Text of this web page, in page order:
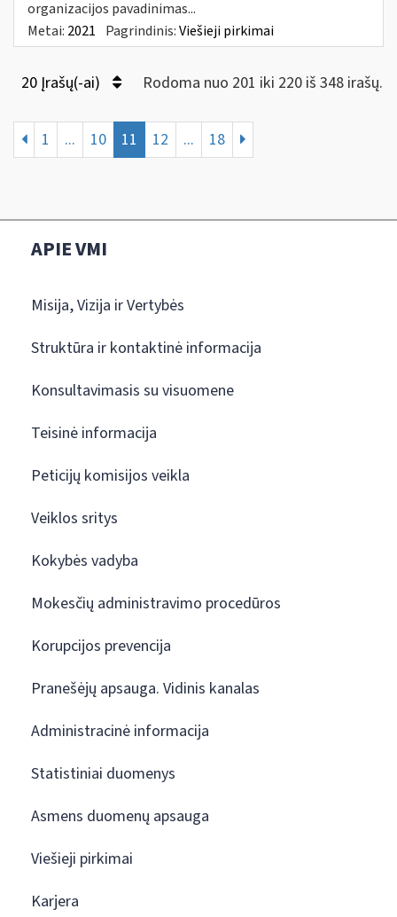
organizacijos pavadinimas...
Metai: 2021 Pagrindinis:Viešieji pirkimai
20 Įrašų(-ai) Rodoma nuo 201 iki 220 iš 348 irašų.
1 ... 10 11 12 ... 18
APIE VMI
Misija, Vizija ir Vertybės
Struktūra ir kontaktinė informacija
Konsultavimasis su visuomene
Teisinė informacija
Peticijų komisijos veikla
Veiklos sritys
Kokybės vadyba
Mokesčių administravimo procedūros
Korupcijos prevencija
Pranešėjų apsauga. Vidinis kanalas
Administracinė informacija
Statistiniai duomenys
Asmens duomenų apsauga
Viešieji pirkimai
Karjera